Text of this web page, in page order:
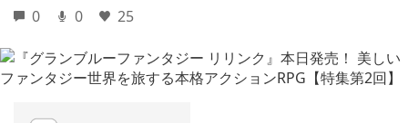
0 0 25